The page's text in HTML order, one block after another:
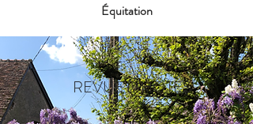
Équitation
REVUE D'HÔTES